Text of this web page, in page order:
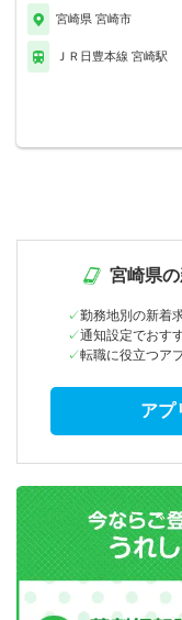
宮崎県 宮崎市
ＪＲ日豊本線 宮崎駅
宮崎県
勤務地別の新着
通知設定でおす
転職に役立つア
アプ